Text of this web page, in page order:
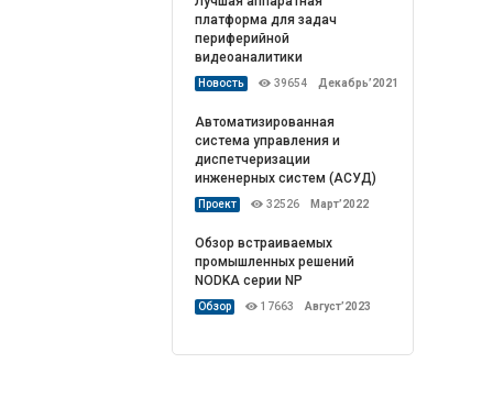
платформа для задач
периферийной
видеоаналитики
Новость 39654 Декабрь’2021
Автоматизированная
система управления и
диспетчеризации
инженерных систем (АСУД)
Проект 32526 Март’2022
Обзор встраиваемых
промышленных решений
NODKA серии NP
Обзор 17663 Август’2023